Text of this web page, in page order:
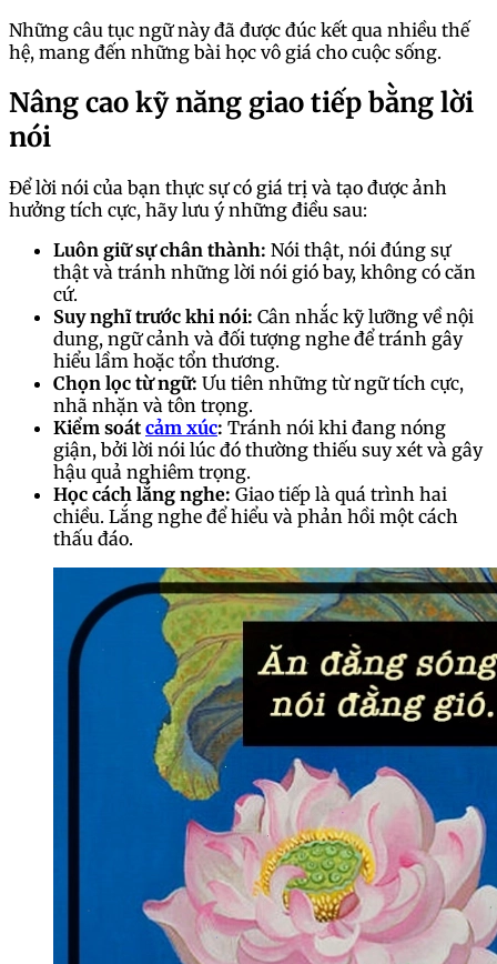
Những câu tục ngữ này đã được đúc kết qua nhiều thế
hệ, mang đến những bài học vô giá cho cuộc sống.
Nâng cao kỹ năng giao tiếp bằng lời
nói
Để lời nói của bạn thực sự có giá trị và tạo được ảnh
hưởng tích cực, hãy lưu ý những điều sau:
Luôn giữ sự chân thành: Nói thật, nói đúng sự
thật và tránh những lời nói gió bay, không có căn
cứ.
Suy nghĩ trước khi nói: Cân nhắc kỹ lưỡng về nội
dung, ngữ cảnh và đối tượng nghe để tránh gây
hiểu lầm hoặc tổn thương.
Chọn lọc từ ngữ: Ưu tiên những từ ngữ tích cực,
nhã nhặn và tôn trọng.
Kiểm soát cảm xúc: Tránh nói khi đang nóng
giận, bởi lời nói lúc đó thường thiếu suy xét và gây
hậu quả nghiêm trọng.
Học cách lắng nghe: Giao tiếp là quá trình hai
chiều. Lắng nghe để hiểu và phản hồi một cách
thấu đáo.